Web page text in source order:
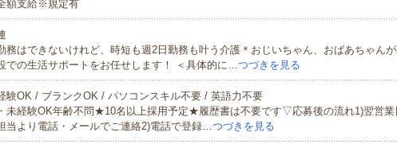
額支給※規定有
務はできないけれど、時短も週2日勤務も叶う介護＊おじいちゃん、おばあちゃん
での生活サポートをお任せします！ ＜具体的に…つづきを見る
験OK / ブランクOK / パソコンスキル不要 / 英語力不要
未経験OK年齢不問★10名以上採用予定★履歴書は不要です▽応募後の流れ1)翌営業
当より電話・メールでご連絡2)電話で登録…つづきを見る